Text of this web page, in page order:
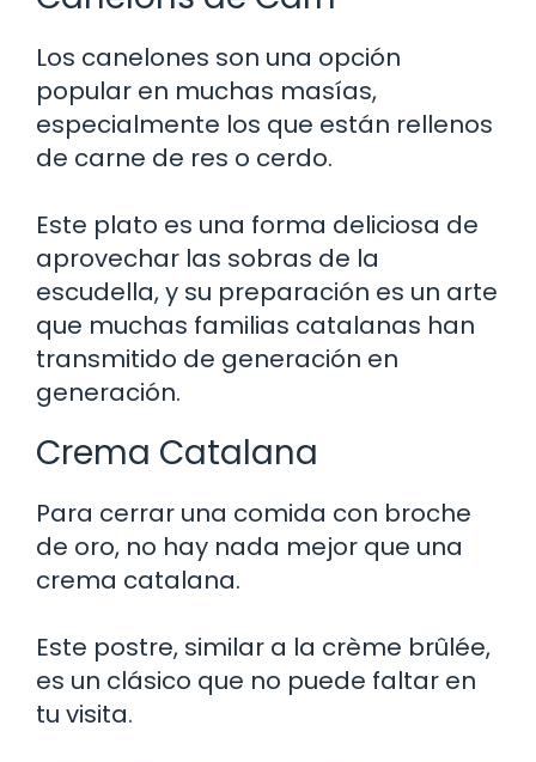
Los canelones son una opción
popular en muchas masías,
especialmente los que están rellenos
de carne de res o cerdo.
Este plato es una forma deliciosa de
aprovechar las sobras de la
escudella, y su preparación es un arte
que muchas familias catalanas han
transmitido de generación en
generación.
Crema Catalana
Para cerrar una comida con broche
de oro, no hay nada mejor que una
crema catalana.
Este postre, similar a la crème brûlée,
es un clásico que no puede faltar en
tu visita.